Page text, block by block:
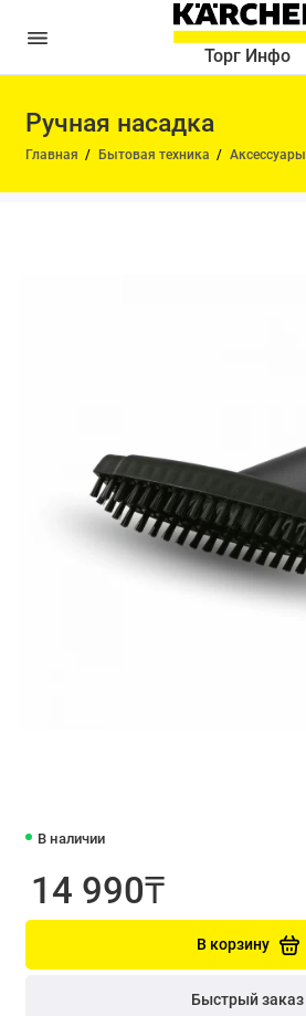
Торг Инфо
Ручная насадка
Главная Бытовая техника Аксессуары
В наличии
14 990₸
В корзину
Быстрый заказ